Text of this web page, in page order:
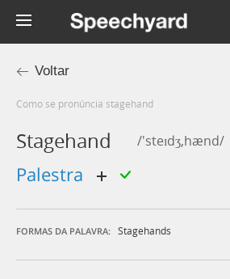
Voltar
Como se pronúncia stagehand
Stagehand /'steɪdʒ,hænd/
palestra
FORMAS DA PALAVRA: Stagehands